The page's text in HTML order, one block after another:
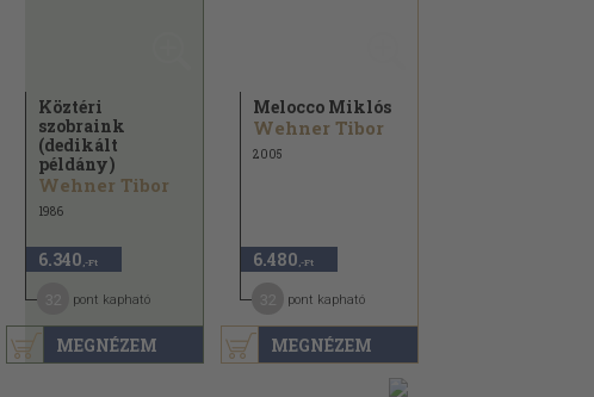
MEGNÉZEM
Köztéri
szobraink
(dedikált
példány)
Wehner Tibor
1986
6.340 ,-Ft
pont kapható
MEGNÉZEM
Melocco Miklós
Wehner Tibor
2005
6.480 ,-Ft
pont kapható